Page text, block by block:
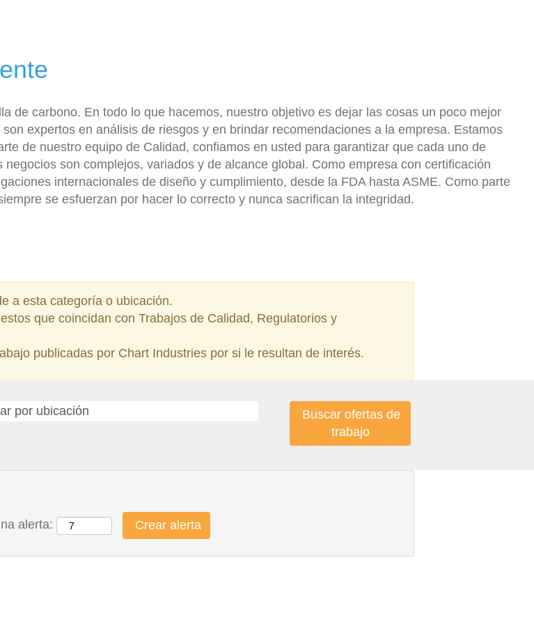
de carbono. En todo lo que hacemos, nuestro objetivo es dejar las cosas un poco mejor
expertos en análisis de riesgos y en brindar recomendaciones a la empresa. Estamos
de nuestro equipo de Calidad, confiamos en usted para garantizar que cada uno de
son complejos, variados y de alcance global. Como empresa con certificación
internacionales de diseño y cumplimiento, desde la FDA hasta ASME. Como parte
se esfuerzan por hacer lo correcto y nunca sacrifican la integridad.
a esta categoría o ubicación.
que coincidan con Trabajos de Calidad, Regulatorios y
publicadas por Chart Industries por si le resultan de interés.
alerta: